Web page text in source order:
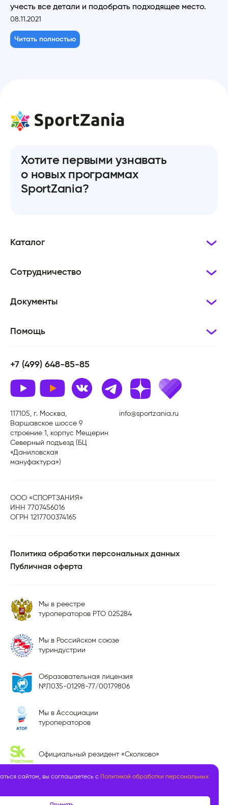
учесть все детали и подобрать подходящее место.
08.11.2021
Читать полностью
сайтом, вы соглашаетесь с Политикой обработки персональных
Хотите первыми узнавать
о новых программах
SportZania?
Каталог
Сотрудничество
Документы
Помощь
+7 (499) 648-85-85
117105, г. Москва,
Варшавское шоссе 9
строение 1, корпус Мещерин
Северный подъезд (БЦ
«Даниловская
мануфактура»)
info@sportzania.ru
ООО «СПОРТЗАНИЯ»
ИНН 7707456016
ОГРН 1217700374165
Политика обработки персональных данных
Публичная оферта
Мы в реестре
туроператоров РТО 025284
Мы в Российском союзе
туриндустрии
Образовательная лицензия
№Л035-01298-77/00179806
Мы в Ассоциации
туроператоров
Официальный резидент «Сколково»